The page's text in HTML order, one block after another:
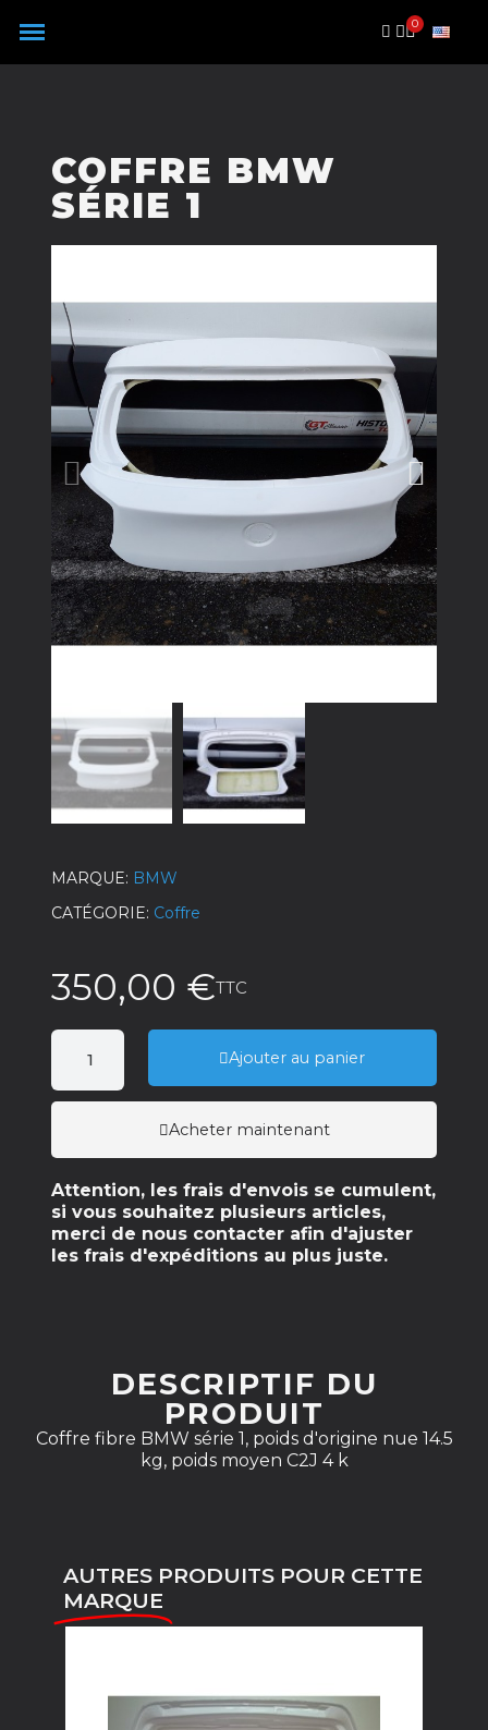
COFFRE BMW
SÉRIE 1
MARQUE
BMW
CATÉGORIE Coffre
350,00 €TTC
Ajouter au panier
Acheter maintenant
Attention, les frais d'envois se cumulent,
si vous souhaitez plusieurs articles,
merci de nous contacter afin d'ajuster
les frais d'expéditions au plus juste.
DESCRIPTIF DU
PRODUIT
Coffre fibre BMW série 1, poids d'origine nue 14.5
kg, poids moyen C2J 4 k
AUTRES PRODUITS POUR CETTE
MARQUE